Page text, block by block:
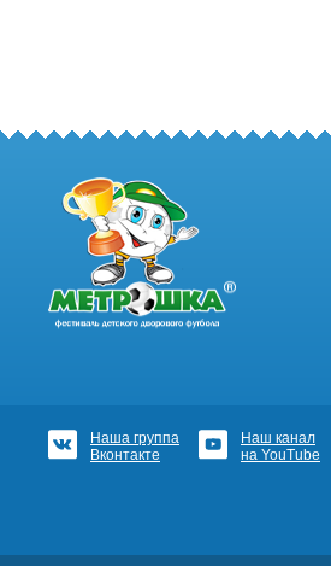
Наша группа
Вконтакте
Наш канал
на YouTube